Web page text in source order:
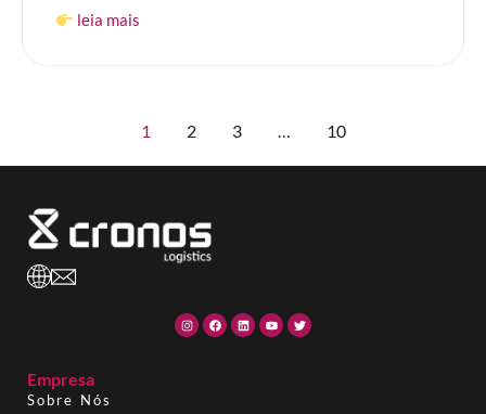
leia mais
1 2 3 … 10
Empresa
Sobre Nós